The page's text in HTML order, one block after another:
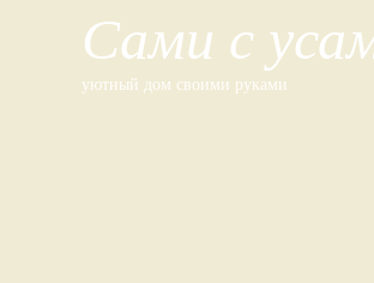
Сами с
уютный дом своими руками